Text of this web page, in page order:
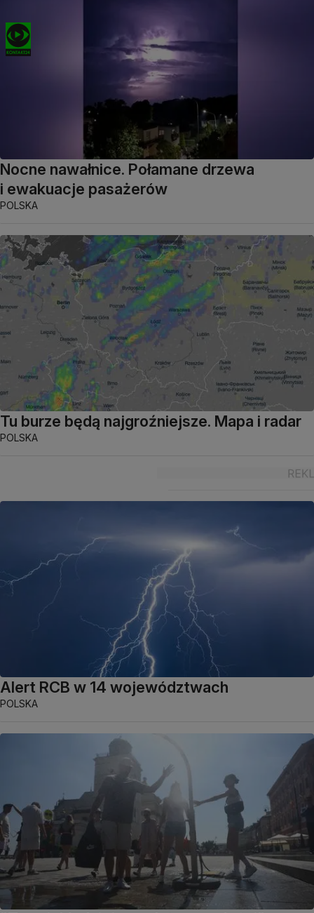
Nocne nawałnice. Połamane drzewa
i ewakuacje pasażerów
POLSKA
Tu burze będą najgroźniejsze. Mapa i radar
POLSKA
Alert RCB w 14 województwach
POLSKA